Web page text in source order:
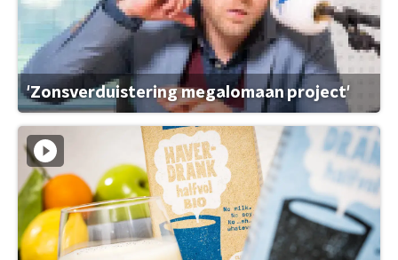
'Zonsverduistering megalomaan project'